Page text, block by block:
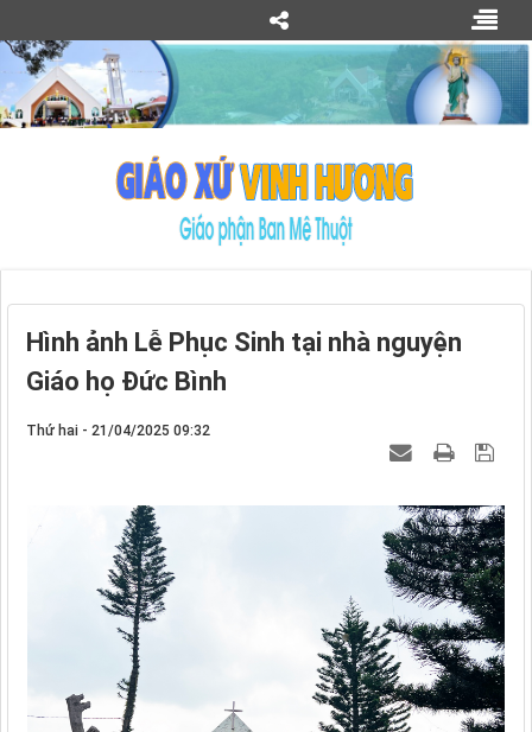
Hình ảnh Lễ Phục Sinh tại nhà nguyện
Giáo họ Đức Bình
Thứ hai - 21/04/2025 09:32